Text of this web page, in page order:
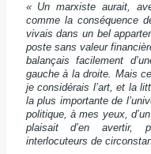
« Un marxiste aurait,
comme la conséquence
vivais dans un bel
poste sans valeur
balançais facilement
gauche à la droite. Mais
je considérais l’art, et la
la plus importante de
politique, à mes yeux,
plaisait d’en avertir,
interlocuteurs de